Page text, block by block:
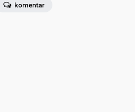
komentar